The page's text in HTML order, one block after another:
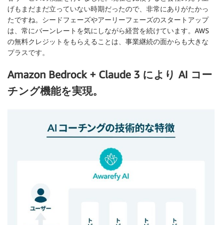
げもまだまだ立っていない時期だったので、非常にありがたかっ
たですね。シードフェーズやアーリーフェーズのスタートアップ
は、常にバーンレートを気にしながら経営を続けています。AWS
の無料クレジットをもらえることは、事業継続の面からも大きな
プラスです。
Amazon Bedrock + Claude 3 により AI コー
チング機能を実現。